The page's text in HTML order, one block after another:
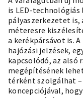
is LED-technológiás
pályaszerkezetet is,
méteresre
a kerékpársávot is.
hajózási jelzések,
kapcsolódó, az alsó
megépítésének
térként szolgálhat –
koncepciójával,